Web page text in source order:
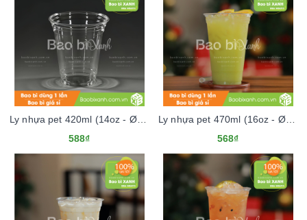
Ly nhựa pet 420ml (14oz - Ø98)
588₫
Ly nhựa pet 470ml (16oz - Ø93)
568₫